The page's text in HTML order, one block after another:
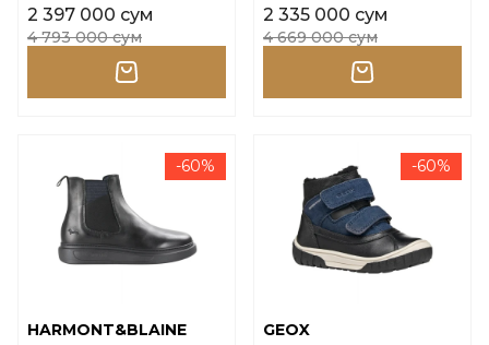
2 397 000 сум
4 793 000 сум
2 335 000 сум
4 669 000 сум
-60%
HARMONT&BLAINE
-60%
GEOX